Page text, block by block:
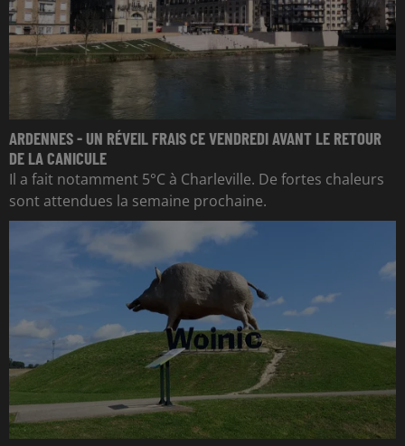
ARDENNES - UN RÉVEIL FRAIS CE VENDREDI AVANT LE RETOUR
DE LA CANICULE
Il a fait notamment 5°C à Charleville. De fortes chaleurs
sont attendues la semaine prochaine.